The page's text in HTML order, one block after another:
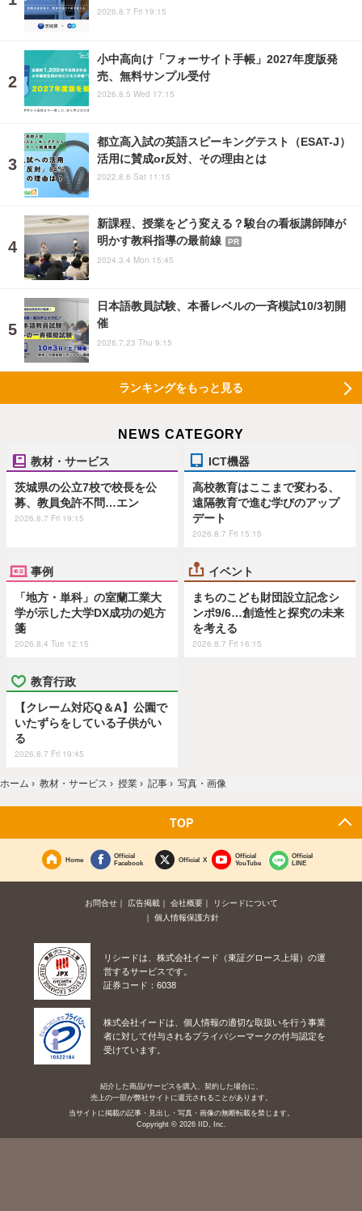
2026.8.7 Fri 19:15
小中高向け「フォーサイト手帳」2027年度版発
売、無料サンプル受付
2026.8.5 Wed 17:15
都立高入試の英語スピーキングテスト（ESAT-J）
活用に賛成or反対、その理由とは
2022.8.6 Sat 11:15
新課程、授業をどう変える？駿台の看板講師陣が
明かす教科指導の最前線
PR
2024.3.4 Mon 15:45
日本語教員試験、本番レベルの一斉模試10/3初開
催
2026.7.23 Thu 9:15
ランキングをもっと見る
NEWS CATEGORY
教材・サービス
茨城県の公立7校で校長を公
募、教員免許不問…エン
2026.8.7 Fri 19:15
ICT機器
高校教育はここまで変わる、
遠隔教育で進む学びのアップ
デート
2026.8.7 Fri 15:15
事例
「地方・単科」の室蘭工業大
学が示した大学DX成功の処方
箋
2026.8.4 Tue 12:15
イベント
まちのこども財団設立記念シ
ンポ9/6…創造性と探究の未来
を考える
2026.8.7 Fri 16:15
教育行政
【クレーム対応Q＆A】公園で
いたずらをしている子供がい
る
2026.8.7 Fri 19:45
ホーム › 教材・サービス › 授業 › 記事 › 写真・画像
TOP
Home
Official
Facebook
Official X
Official
YouTube
Official
LINE
お問合せ 広告掲載 会社概要
リシードについて
個人情報保護方針
リシードは、株式会社イード（東証グロース上場）の運
営するサービスです。
証券コード：6038
株式会社イードは、個人情報の適切な取扱いを行う事業
者に対して付与されるプライバシーマークの付与認定を
受けています。
紹介した商品/サービスを購入、契約した場合に、
売上の一部が弊社サイトに還元されることがあります。
当サイトに掲載の記事・見出し・写真・画像の無断転載を禁じます。
Copyright © 2026 IID, Inc.